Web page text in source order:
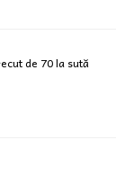
de 70 la sută